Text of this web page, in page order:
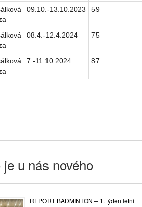
09.10.-13.10.2023 59
08.4.-12.4.2024 75
7.-11.10.2024 87
je u nás nového
REPORT BADMINTON – 1. týden letní